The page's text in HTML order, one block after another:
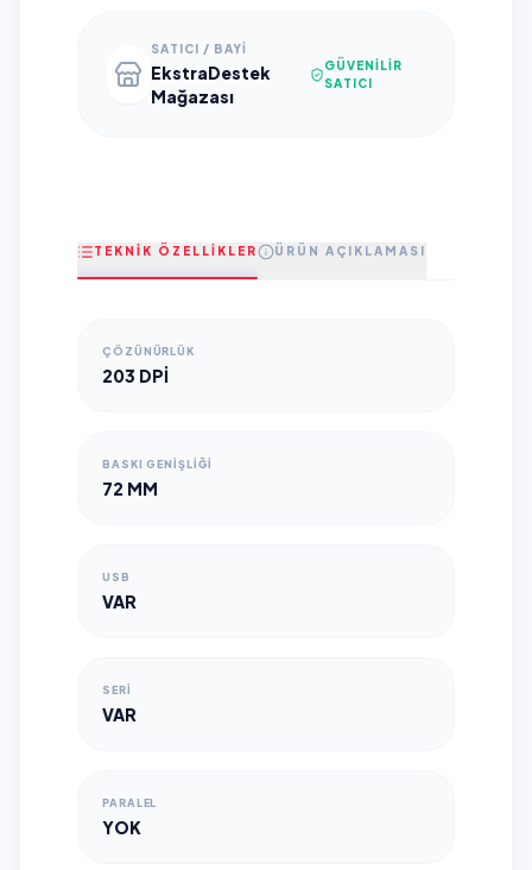
SATICI / BAYI
EkstraDestek
Mağazası
GÜVENILIR
SATICI
TEKNİK ÖZELLİKLER ÜRÜN AÇIKLAMASI
ÇÖZÜNÜRLÜK
203 DPI
BASKI GENIŞLIĞI
72 MM
USB
VAR
SERI
VAR
PARALEL
YOK